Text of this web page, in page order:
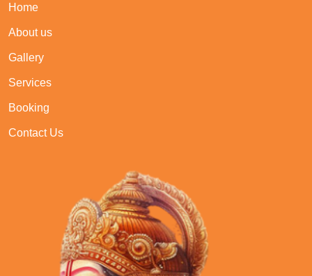
Home
About us
Gallery
Services
Booking
Contact Us